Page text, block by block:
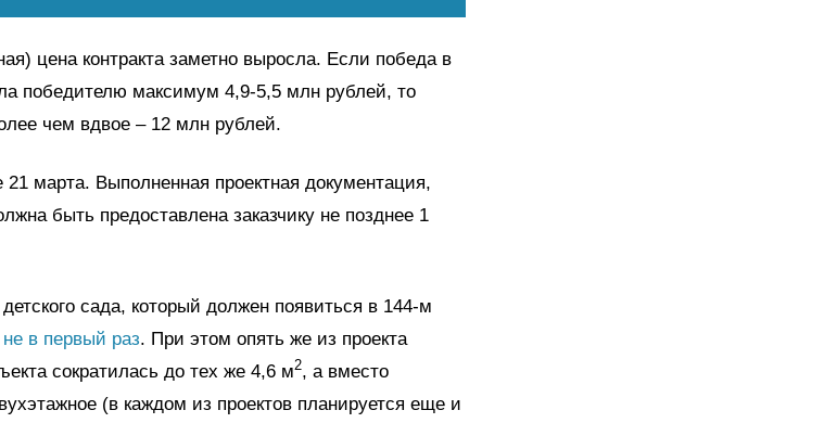
цена контракта заметно выросла. Если победа в
победителю максимум 4,9-5,5 млн рублей, то
чем вдвое – 12 млн рублей.
21 марта. Выполненная проектная документация,
быть предоставлена заказчику не позднее 1
сада, который должен появиться в 144-м
в первый раз. При этом опять же из проекта
сократилась до тех же 4,6 м2, а вместо
(в каждом из проектов планируется еще и